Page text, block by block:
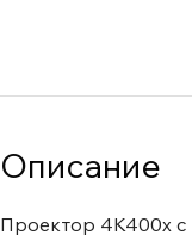
Описание
Проектор 4K400x